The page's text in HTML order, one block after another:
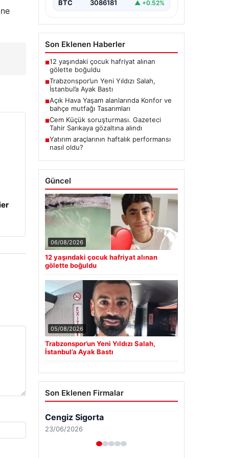
BTC 3086181 ▲ +0.52%
Son Eklenen Haberler
■12 yaşındaki çocuk hafriyat alınan
gölette boğuldu
■Trabzonspor’un Yeni Yıldızı Salah,
İstanbul’a Ayak Bastı
■Açık Hava Yaşam alanlarında Konfor ve
bahçe mutfağı Tasarımları
■Cem Küçük soruşturması. Gazeteci
Tahir Sarıkaya gözaltına alındı
■Yatırım araçlarının haftalık performansı
nasıl oldu?
Güncel
06/08/2026
12 yaşındaki çocuk hafriyat alınan
gölette boğuldu
05/08/2026
Trabzonspor’un Yeni Yıldızı Salah,
İstanbul’a Ayak Bastı
Son Eklenen Firmalar
Cengiz Sigorta
23/06/2026